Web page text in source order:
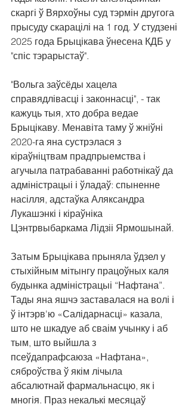
скаргі ў Вярхоўны суд тэрмін другога
прысуду скарацілі на 1 год. У студзені
2025 года Брыцікава ўнесена КДБ у
"спіс тэрарыстаў".
"Вольга заўсёды хацела
справядлівасці і законнасці", - так
кажуць тыя, хто добра ведае
Брыцікаву. Менавіта таму ў жніўні
2020-га яна сустрэлася з
кіраўніцтвам прадпрыемства і
агучыла патрабаванні работнікаў да
адміністрацыі і ўладаў: спыненне
насілля, адстаўка Аляксандра
Лукашэнкі і кіраўніка
Цэнтрвыбаркама Лідзіі Ярмошынай.
Затым Брыцікава прыняла ўдзел у
стыхійным мітынгу працоўных каля
будынка адміністрацыі “Нафтана”.
Тады яна яшчэ заставалася на волі і
ў інтэрв'ю «Салідарнасці» казала,
што не шкадуе аб сваім учынку і аб
тым, што выйшла з
псеўдапрафсаюза «Нафтана»,
сяброўства ў якім лічыла
абсалютнай фармальнасцю, як і
многія. Праз некалькі месяцаў